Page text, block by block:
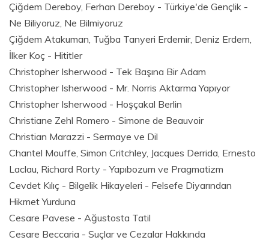
Çiğdem Dereboy, Ferhan Dereboy - Türkiye'de Gençlik -
Ne Biliyoruz, Ne Bilmiyoruz
Çiğdem Atakuman, Tuğba Tanyeri Erdemir, Deniz Erdem,
İlker Koç - Hititler
Christopher Isherwood - Tek Başına Bir Adam
Christopher Isherwood - Mr. Norris Aktarma Yapıyor
Christopher Isherwood - Hoşçakal Berlin
Christiane Zehl Romero - Simone de Beauvoir
Christian Marazzi - Sermaye ve Dil
Chantel Mouffe, Simon Critchley, Jacques Derrida, Ernesto
Laclau, Richard Rorty - Yapıbozum ve Pragmatizm
Cevdet Kılıç - Bilgelik Hikayeleri - Felsefe Diyarından
Hikmet Yurduna
Cesare Pavese - Ağustosta Tatil
Cesare Beccaria - Suçlar ve Cezalar Hakkında